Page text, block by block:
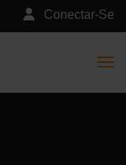
Conectar-Se